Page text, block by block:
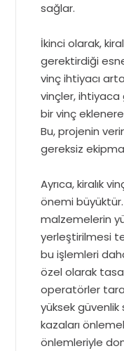
sağlar.
İkinci olarak,
gerektirdiği
vinç ihtiyacı
vinçler,
bir vinç
Bu, projenin
gereksiz
Ayrıca, kiralık
önemi
malzemelerin
yerleştirilmesi
bu işlemleri
özel olarak
operatörler
yüksek
kazaları
önlemleriyle